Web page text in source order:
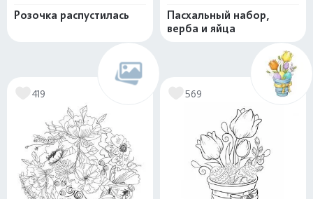
Розочка распустилась
Пасхальный набор,
верба и яйца
419 569